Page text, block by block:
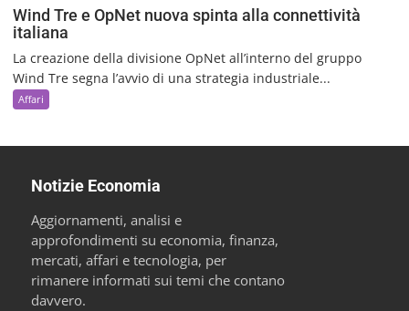
Wind Tre e OpNet nuova spinta alla connettività
italiana
La creazione della divisione OpNet all’interno del gruppo
Wind Tre segna l’avvio di una strategia industriale...
Affari
Notizie Economia
Aggiornamenti, analisi e
approfondimenti su economia, finanza,
mercati, affari e tecnologia, per
rimanere informati sui temi che contano
davvero.